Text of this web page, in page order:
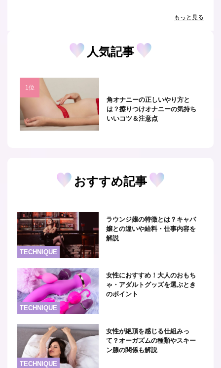
もっと見る
人気記事
角オナニーの正しいやり方と
は？擦りつけオナニーの気持ち
いいコツ＆注意点
おすすめ記事
TECHNIQUE
ラウンジ嬢の特徴とは？キャバ
嬢との違いや給料・仕事内容を
解説
TECHNIQUE
女性におすすめ！大人のおもち
ゃ・アダルトグッズを選ぶとき
のポイント
TECHNIQUE
女性が絶頂を感じる仕組みっ
て？オーガズムの種類やスキー
ン腺の関係も解説